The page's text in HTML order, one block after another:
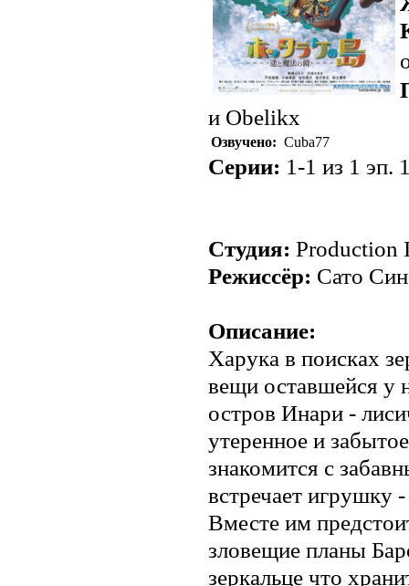
и Obelikx
Озвучено: Сuba77
Серии: 1-1 из 1 эп.
Студия: Production
Режиссёр: Сато
Описание:
Харука в поисках
вещи оставшейся у
остров Инари -
утеренное и
знакомится с
встречает игрушку
Вместе им
зловещие планы
зеркальце что